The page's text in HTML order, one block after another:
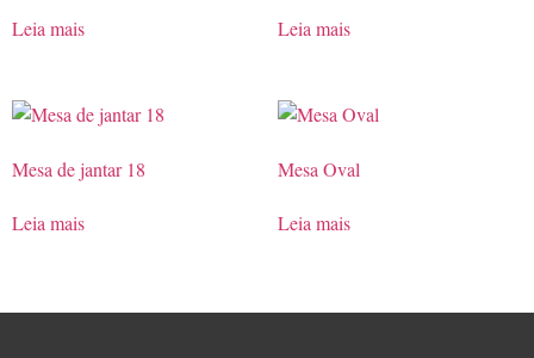
Leia mais Leia mais
Mesa de jantar 18
Leia mais
Mesa Oval
Leia mais